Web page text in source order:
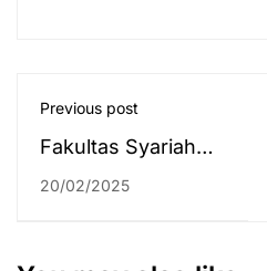
Previous post
Fakultas Syariah
UIN Antasari
20/02/2025